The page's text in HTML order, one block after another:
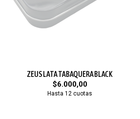
ZEUS LATA TABAQUERA BLACK
$6.000,00
Hasta 12 cuotas